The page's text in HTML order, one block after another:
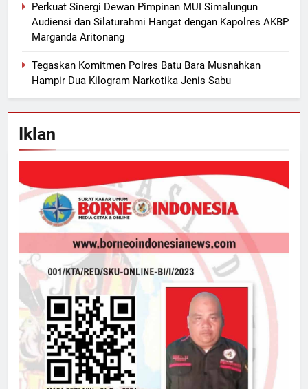
Perkuat Sinergi Dewan Pimpinan MUI Simalungun
Audiensi dan Silaturahmi Hangat dengan Kapolres AKBP
Marganda Aritonang
Tegaskan Komitmen Polres Batu Bara Musnahkan
Hampir Dua Kilogram Narkotika Jenis Sabu
Iklan